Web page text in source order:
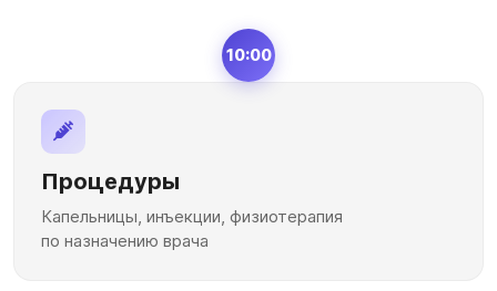
10:00
Процедуры
Капельницы, инъекции, физиотерапия
по назначению врача